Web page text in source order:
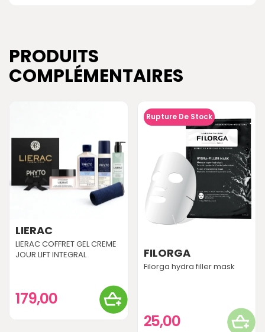
PRODUITS
COMPLÉMENTAIRES
LIERAC
LIERAC COFFRET GEL CREME
JOUR LIFT INTEGRAL
179,00
Rupture De Stock
FILORGA
Filorga hydra filler mask
25,00